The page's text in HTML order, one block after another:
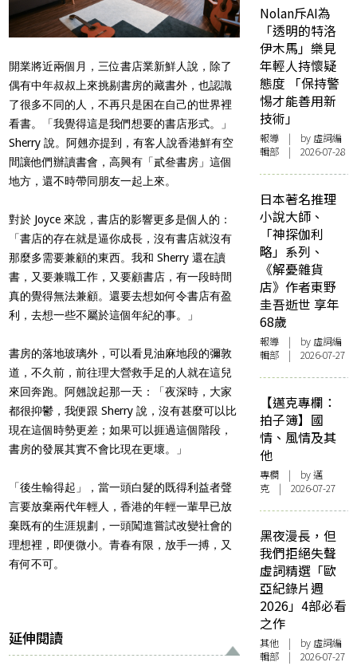
開業將近兩個月，三位書店業新鮮人說，除了
偶有中年叔叔上來挑剔書房的藏書外，也認識
了很多不同的人，不再只是困在自己的世界裡
看書。「我覺得這是我們想要的書店形式。」
Sherry 說。阿翹亦提到，有客人說香港鮮有空
間讓他們辦讀書會，高興有「貳叄書房」這個
地方，還不時帶同朋友一起上來。
對於 Joyce 來說，書店的影響更多是個人的：
「書店的存在就是逼你成長，沒有書店就沒有
那麼多需要兼顧的東西。我和 Sherry 還在讀
書，又要兼職工作，又要顧書店，有一段時間
真的覺得無法兼顧。還要去想如何令書店有盈
利，去想一些不屬於這個年紀的事。」
書房的落地玻璃外，可以看見油麻地段的彌敦
道，不久前，前往理大營救手足的人就在這兒
來回奔跑。阿翹說起那一天：「夜深時，大家
都很抑鬱，我便跟 Sherry 說，沒有甚麼可以比
現在這個時勢更差；如果可以捱過這個階段，
書房的發展其實不會比現在更壞。」
「後生輸得起」，當一頭白髮的既得利益者聲
言要放棄兩代年輕人，香港的年輕一輩早已放
棄既有的生涯規劃，一頭闖進嘗試改變社會的
理想裡，即便微小。青春有限，放手一搏，又
有何不可。
延伸閱讀
Nolan斥AI為
「透明的特洛
伊木馬」樂見
年輕人持懷疑
態度 「保持警
惕才能善用新
技術」
報導 | by 虛詞編
輯部 | 2026-07-28
日本著名推理
小說大師、
「神探伽利
略」系列、
《解憂雜貨
店》作者東野
圭吾逝世 享年
68歲
報導 | by 虛詞編
輯部 | 2026-07-27
【邁克專欄：
拍子簿】國
情、風情及其
他
專欄 | by邁
克 | 2026-07-27
黑夜漫長，但
我們拒絕失聲
虛詞精選「歐
亞紀錄片週
2026」4部必看
之作
其他 | by 虛詞編
輯部 | 2026-07-27